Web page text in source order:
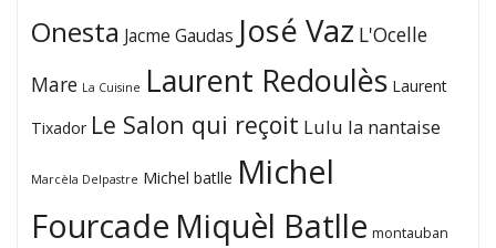
Onesta Jacme Gaudas José Vaz L'Ocelle
Mare La Cuisine Laurent Redoulès Laurent
Tixador Le Salon qui reçoit Lulu la nantaise
Marcèla Delpastre Michel batlle Michel
Fourcade Miquèl Batlle montauban